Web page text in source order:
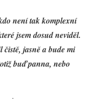
není tak komplexní
jsem dosud neviděl.
čistě, jasně a bude mi
buď panna, nebo